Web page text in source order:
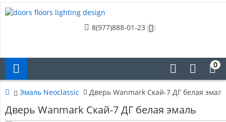
8(977)888-01-23
0
Эмаль Neoclassic Дверь Wanmark Скай-7 ДГ белая эмаль
Дверь Wanmark Скай-7 ДГ белая эмаль